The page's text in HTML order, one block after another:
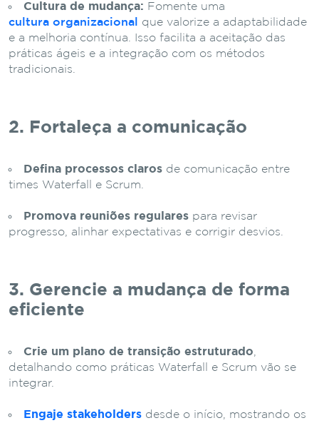
Cultura de mudança: Fomente uma
cultura organizacional
que valorize a adaptabilidade
e a melhoria contínua. Isso facilita a aceitação das
práticas ágeis e a integração com os métodos
tradicionais.
2. Fortaleça a comunicação
Defina processos claros de comunicação entre
times Waterfall e Scrum.
Promova reuniões regulares para revisar
progresso, alinhar expectativas e corrigir desvios.
3. Gerencie a mudança de forma
eficiente
Crie um plano de transição estruturado
detalhando como práticas Waterfall e Scrum vão se
integrar.
Engaje stakeholders desde o início, mostrando os